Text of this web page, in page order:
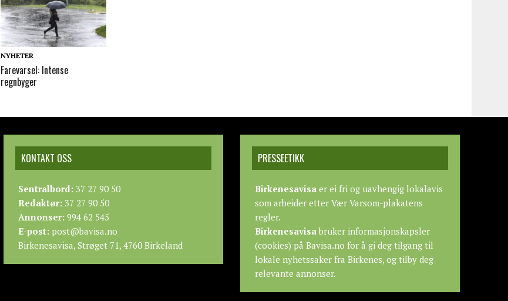
NYHETER
Farevarsel: Intense
regnbyger
KONTAKT OSS
Sentralbord: 37 27 90 50
Redaktør: 37 27 90 50
Annonser: 994 62 545
E-post: post@bavisa.no
Birkenesavisa, Strøget 71, 4760 Birkeland
PRESSEETIKK
Birkenesavisa er ei fri og uavhengig lokalavis
som arbeider etterVær Varsom-plakatens
regler.
Birkenesavisabruker informasjonskapsler
(cookies) på Bavisa.no for å gi deg tilgang til
lokale nyhetssaker fra Birkenes, og tilby deg
relevante annonser.